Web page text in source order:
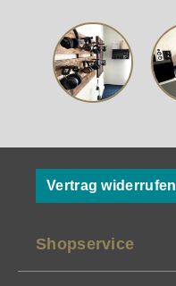
Vertrag widerrufen
Shopservice